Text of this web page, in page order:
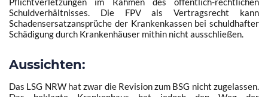
Um Ihnen ein optimales Erlebnis zu bieten, verwenden wir Technologien wie
Pflichtverletzungen im Rahmen des öffentlich-rechtlichen
Schuldverhältnisses. Die FPV als Vertragsrecht kann
Schadensersatzansprüche der Krankenkassen bei schuldhafter
Schädigung durch Krankenhäuser mithin nicht ausschließen.
Aussichten:
Das LSG NRW hat zwar die Revision zum BSG nicht zugelassen.